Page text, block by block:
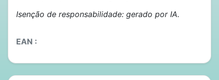
Isenção de responsabilidade: gerado por IA.
EAN :